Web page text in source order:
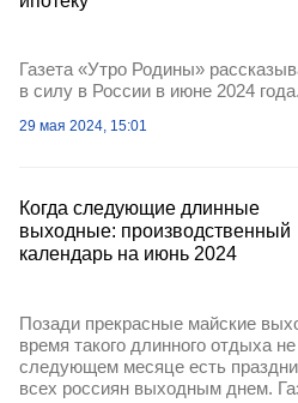
Газета «Утро Родины»
в силу в России в июне 2024 года.
29 мая 2024, 15:01
Когда следующие длинные
выходные: производственный
календарь на июнь 2024
Позади прекрасные майские
время такого длинного отдыха
следующем месяце есть
всех россиян выходным днем.